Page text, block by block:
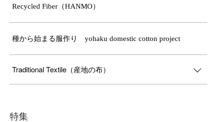
Recycled Fiber（HANMO）
種から始まる服作り yohaku domestic cotton project
Traditional Textile（産地の布）
特集